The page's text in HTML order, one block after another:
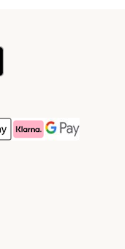
Method
Method
Pay Payment Method
Klarna Payment Method
Google Pay